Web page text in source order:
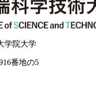
学院大学
番地の5